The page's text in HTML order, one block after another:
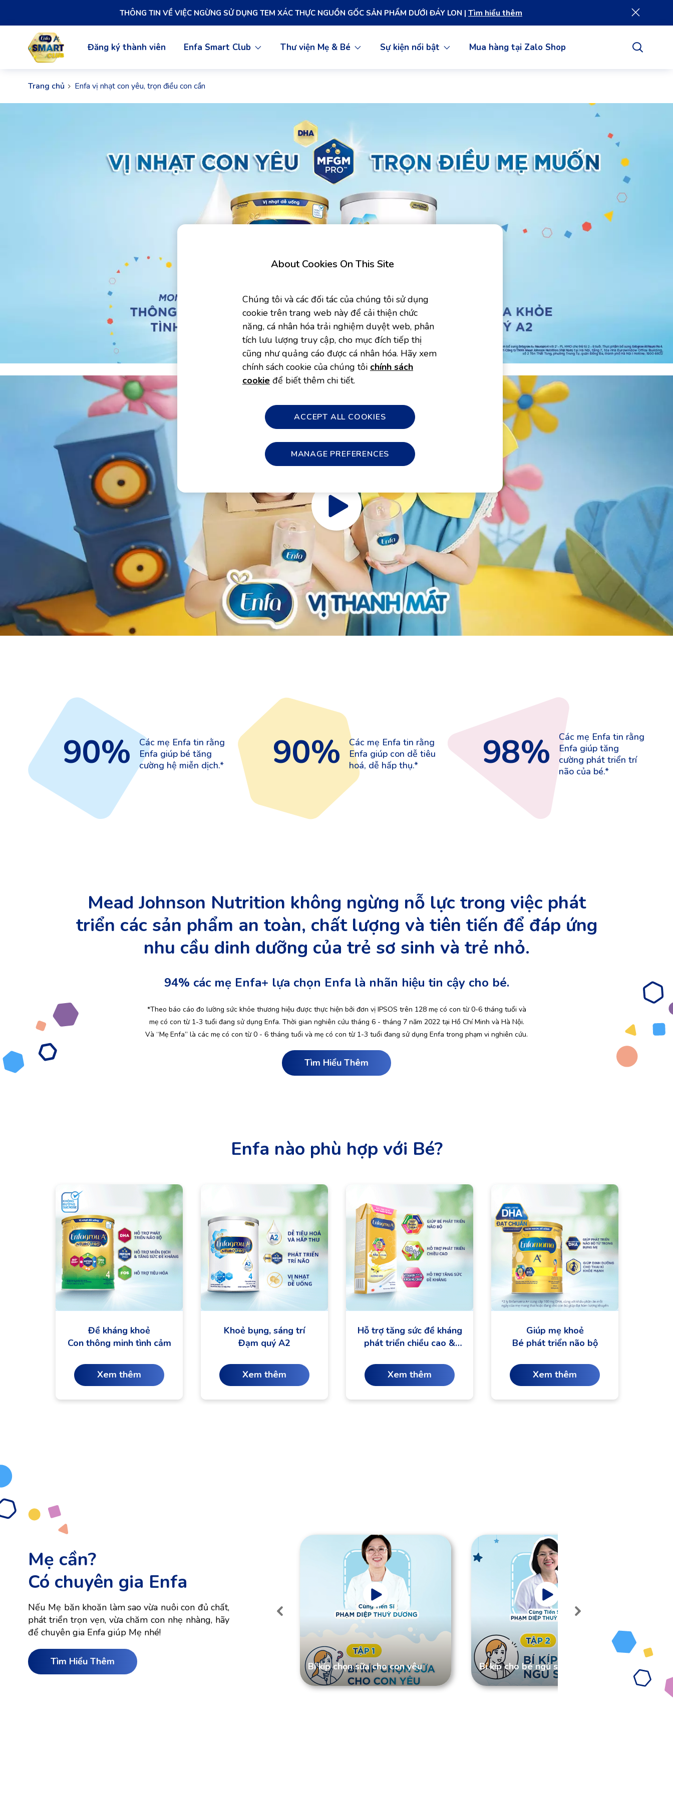
THÔNG TIN VỀ VIỆC NGỪNG SỬ DỤNG TEM XÁC THỰC NGUỒN GỐC SẢN PHẨM DƯỚI ĐÁY LON | Tìm hiểu thêm
Đăng ký thành viên Enfa Smart Club Thư viện Mẹ & Bé Sự kiện nổi bật Mua hàng tại Zalo Shop
Trang chủ Enfa vị nhạt con yêu, trọn điều con cần
90%
Các mẹ Enfa tin rằng
Enfa giúp bé tăng
cường hệ miễn dịch.*
90%
Các mẹ Enfa tin rằng
Enfa giúp con dễ tiêu
hoá, dễ hấp thụ.*
98%
Các mẹ Enfa tin rằng
Enfa giúp tăng
cường phát triển trí
não của bé.*
Mead Johnson Nutrition không ngừng nỗ lực trong việc phát
triển các sản phẩm an toàn, chất lượng và tiên tiến để đáp ứng
nhu cầu dinh dưỡng của trẻ sơ sinh và trẻ nhỏ.
94% các mẹ Enfa+ lựa chọn Enfa là nhãn hiệu tin cậy cho bé.
*Theo báo cáo đo lường sức khỏe thương hiệu được thực hiện bởi đơn vị IPSOS trên 128 mẹ có con từ 0-6 tháng tuổi và
mẹ có con từ 1-3 tuổi đang sử dụng Enfa. Thời gian nghiên cứu tháng 6 - tháng 7 năm 2022 tại Hồ Chí Minh và Hà Nội.
Và “Mẹ Enfa” là các mẹ có con từ 0 - 6 tháng tuổi và mẹ có con từ 1-3 tuổi đang sử dụng Enfa trong phạm vi nghiên cứu.
Tìm Hiểu Thêm
Enfa nào phù hợp với Bé?
Đề kháng khoẻ
Con thông minh tình cảm
Xem thêm
Khoẻ bụng, sáng trí
Đạm quý A2
Xem thêm
Hỗ trợ tăng sức đề kháng
phát triển chiều cao &
Xem thêm
Giúp mẹ khoẻ
Bé phát triển não bộ
Xem thêm
Mẹ cần?
Có chuyên gia Enfa
Nếu Mẹ băn khoăn làm sao vừa nuôi con đủ chất,
phát triển trọn vẹn, vừa chăm con nhẹ nhàng, hãy
để chuyên gia Enfa giúp Mẹ nhé!
Tìm Hiểu Thêm
Trò chơi nào giúp bé phát triển
IQ và EQ?
Bí kíp chọn sữa cho con yêu Bí kíp cho bé ngủ sâu
Bắt
About Cookies On This Site
Chúng tôi và các đối tác của chúng tôi sử dụng
cookie trên trang web này để cải thiện chức
năng, cá nhân hóa trải nghiệm duyệt web, phân
tích lưu lượng truy cập, cho mục đích tiếp thị
cũng như quảng cáo được cá nhân hóa. Hãy xem
chính sách cookie của chúng tôi chính sách
cookie để biết thêm chi tiết.
MANAGE PREFERENCES
ACCEPT ALL COOKIES